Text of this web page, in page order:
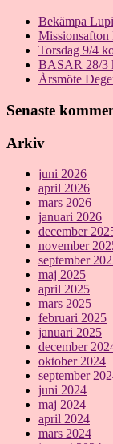
Bekämpa
Missionsafton
Torsdag 9/4
BASAR 28/3
Årsmöte
Senaste
Arkiv
juni 2026
april 2026
mars 2026
januari 2026
december
november
september
maj 2025
april 2025
mars 2025
februari 2025
januari 2025
december
oktober 2024
september
juni 2024
maj 2024
april 2024
mars 2024